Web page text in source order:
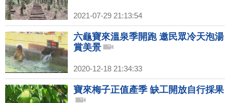
2021-07-29 21:13:54
六龜寶來溫泉季開跑 邀民眾冷天泡湯
賞美景
2020-12-18 21:34:33
寶來梅子正值產季 缺工開放自行採果